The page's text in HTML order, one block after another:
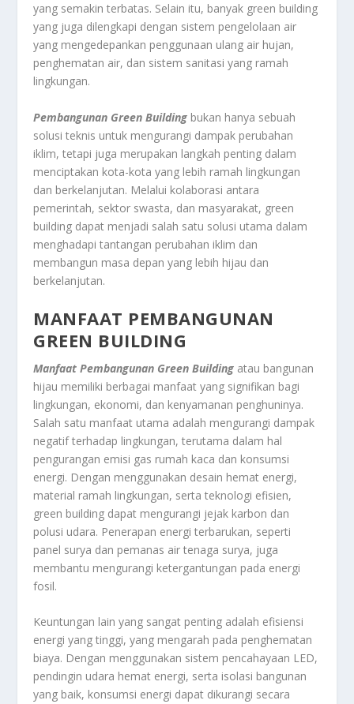
yang semakin terbatas. Selain itu, banyak green building
yang juga dilengkapi dengan sistem pengelolaan air
yang mengedepankan penggunaan ulang air hujan,
penghematan air, dan sistem sanitasi yang ramah
lingkungan.
Pembangunan Green Building bukan hanya sebuah
solusi teknis untuk mengurangi dampak perubahan
iklim, tetapi juga merupakan langkah penting dalam
menciptakan kota-kota yang lebih ramah lingkungan
dan berkelanjutan. Melalui kolaborasi antara
pemerintah, sektor swasta, dan masyarakat, green
building dapat menjadi salah satu solusi utama dalam
menghadapi tantangan perubahan iklim dan
membangun masa depan yang lebih hijau dan
berkelanjutan.
MANFAAT PEMBANGUNAN
GREEN BUILDING
Manfaat Pembangunan Green Building atau bangunan
hijau memiliki berbagai manfaat yang signifikan bagi
lingkungan, ekonomi, dan kenyamanan penghuninya.
Salah satu manfaat utama adalah mengurangi dampak
negatif terhadap lingkungan, terutama dalam hal
pengurangan emisi gas rumah kaca dan konsumsi
energi. Dengan menggunakan desain hemat energi,
material ramah lingkungan, serta teknologi efisien,
green building dapat mengurangi jejak karbon dan
polusi udara. Penerapan energi terbarukan, seperti
panel surya dan pemanas air tenaga surya, juga
membantu mengurangi ketergantungan pada energi
fosil.
Keuntungan lain yang sangat penting adalah efisiensi
energi yang tinggi, yang mengarah pada penghematan
biaya. Dengan menggunakan sistem pencahayaan LED,
pendingin udara hemat energi, serta isolasi bangunan
yang baik, konsumsi energi dapat dikurangi secara